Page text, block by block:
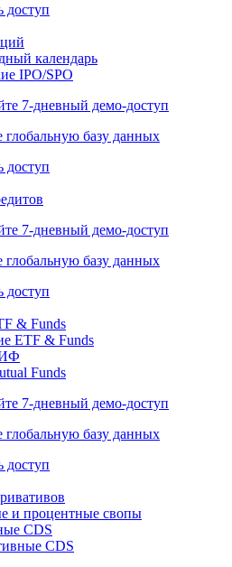
доступ
календарь
IPO/SPO
7-дневный демо-доступ
глобальную базу данных
доступ
7-дневный демо-доступ
глобальную базу данных
доступ
& Funds
ETF & Funds
Funds
7-дневный демо-доступ
глобальную базу данных
доступ
и процентные свопы
CDS
CDS